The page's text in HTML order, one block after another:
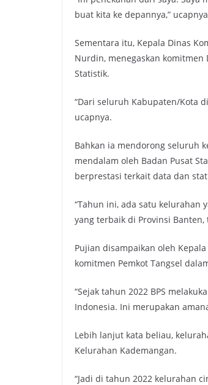
buat kita ke depannya,”
Sementara itu, Kepala Dinas
Nurdin, menegaskan
Statistik.
“Dari seluruh Kabupaten/Kota
ucapnya.
Bahkan ia mendorong seluruh
mendalam oleh Badan Pusat
berprestasi terkait data dan
“Tahun ini, ada satu kelurahan
yang terbaik di Provinsi
Pujian disampaikan oleh
komitmen Pemkot Tangsel
“Sejak tahun 2022 BPS
Indonesia. Ini merupakan
Lebih lanjut kata beliau,
Kelurahan Kademangan.
“Jadi di tahun 2022 kelurahan